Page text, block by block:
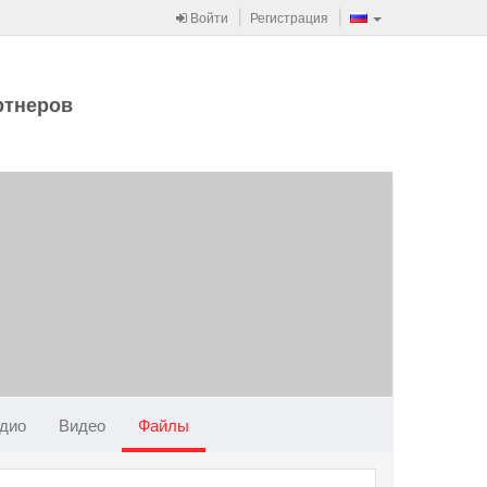
Войти Регистрация
Видео Файлы